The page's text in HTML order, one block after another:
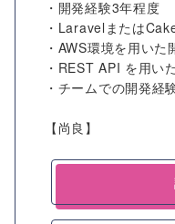
・開発経験3年程度
・Laravelまたは
・AWS環境を用いた
・REST API を用い
・チームでの開発経
【尚良】